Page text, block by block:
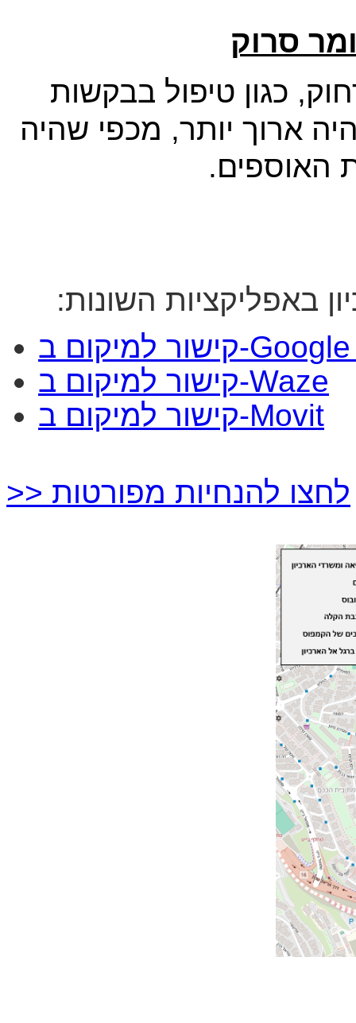
סרוק
כגון טיפול בבקשות
ארוך יותר, מכפי שהיה
האוספים.
באפליקציות השונות:
קישור למיקום ב-
קישור למיקום ב-Waze
קישור למיקום ב-Movit